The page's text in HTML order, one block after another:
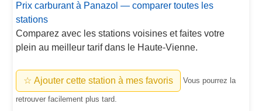
Prix carburant à Panazol — comparer toutes les
stations
Comparez avec les stations voisines et faites votre
plein au meilleur tarif dans le Haute-Vienne.
☆ Ajouter cette station à mes favoris Vous pourrez la
retrouver facilement plus tard.